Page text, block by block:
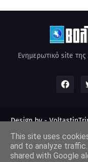
Ενημερωτικό site
Design by -
This site uses
and to analyze
shared with Google